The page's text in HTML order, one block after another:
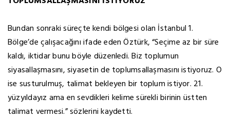
Bundan sonraki süreçte kendi bölgesi olan İstanbul 1.
Bölge’de çalışacağını ifade eden Öztürk, “Seçime az bir süre
kaldı, iktidar bunu böyle düzenledi. Biz toplumun
siyasallaşmasını, siyasetin de toplumsallaşmasını istiyoruz. O
ise susturulmuş, talimat bekleyen bir toplum istiyor. 21.
yüzyıldayız ama en sevdikleri kelime sürekli birinin üstten
talimat vermesi.” sözlerini kaydetti.